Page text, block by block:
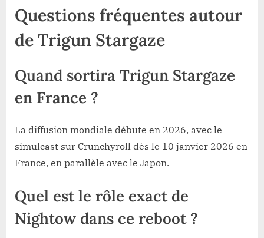
Questions fréquentes autour
de Trigun Stargaze
Quand sortira Trigun Stargaze
en France ?
La diffusion mondiale débute en 2026, avec le
simulcast sur Crunchyroll dès le 10 janvier 2026 en
France, en parallèle avec le Japon.
Quel est le rôle exact de
Nightow dans ce reboot ?